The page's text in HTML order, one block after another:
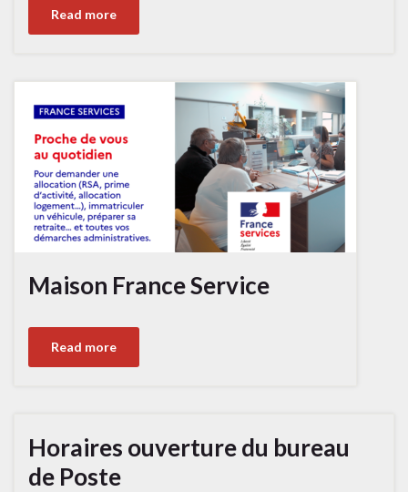
Read more
Maison France Service
Read more
Horaires ouverture du bureau
de Poste